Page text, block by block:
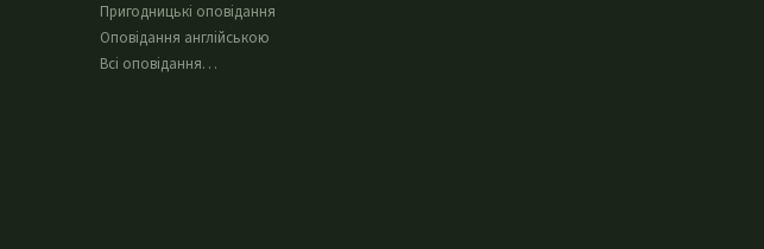
Пригодницькі оповідання
Оповідання англійською
Всі оповідання…